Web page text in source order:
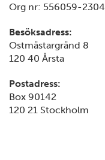
Org nr: 556059-2304
Besöksadress:
Ostmästargränd 8
120 40 Årsta
Postadress:
Box 90142
120 21 Stockholm